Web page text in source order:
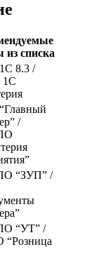
из списка
8.3 /
1С
/
“ЗУП” /
“УТ” /